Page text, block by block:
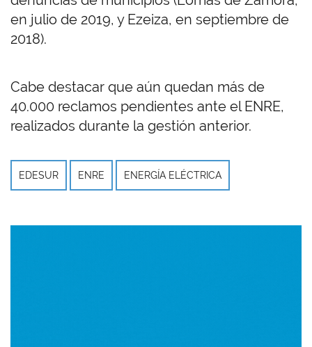
en julio de 2019, y Ezeiza, en septiembre de
2018).
Cabe destacar que aún quedan más de
40.000 reclamos pendientes ante el ENRE,
realizados durante la gestión anterior.
EDESUR ENRE ENERGÍA ELÉCTRICA